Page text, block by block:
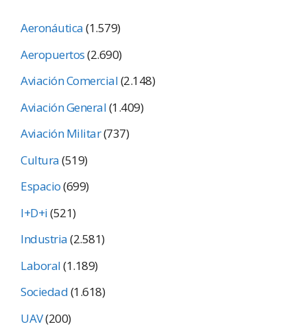
Aeronáutica(1.579)
Aeropuertos(2.690)
Aviación Comercial(2.148)
Aviación General(1.409)
Aviación Militar(737)
Cultura(519)
Espacio(699)
I+D+i(521)
Industria(2.581)
Laboral(1.189)
Sociedad(1.618)
UAV(200)